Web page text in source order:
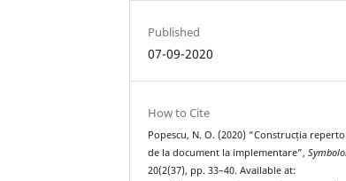
Published
07-09-2020
How to Cite
Popescu, N. O. (2020) “Construcția
de la document la implementare”,
20(2(37), pp. 33–40. Available at: